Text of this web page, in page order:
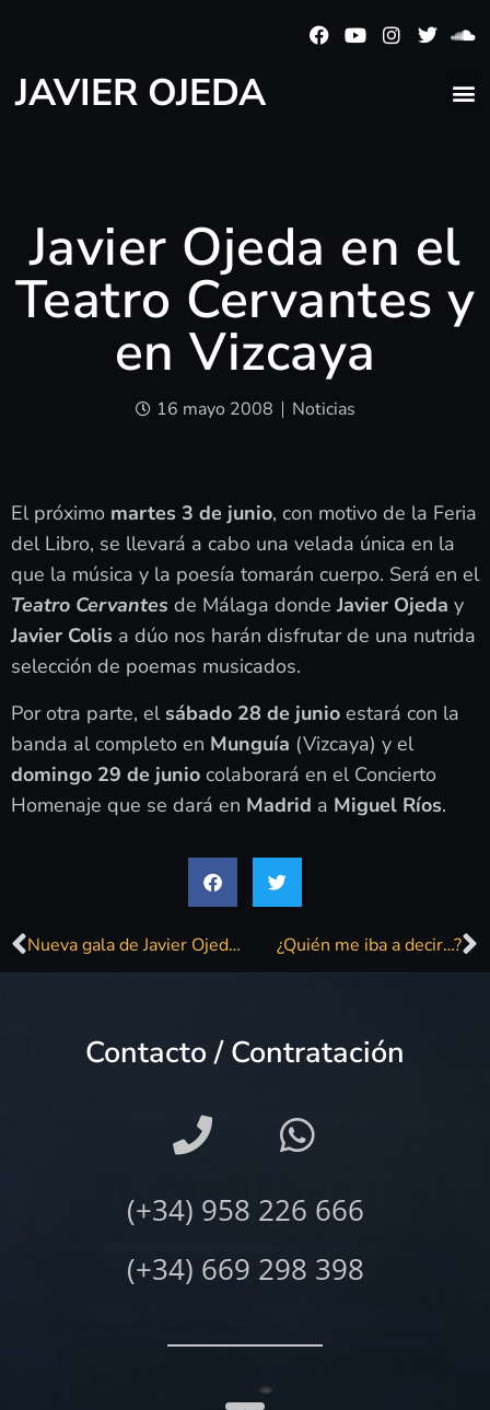
JAVIER OJEDA
Javier Ojeda en el
Teatro Cervantes y
en Vizcaya
16 mayo 2008 Noticias
El próximo martes 3 de junio, con motivo de la Feria
del Libro, se llevará a cabo una velada única en la
que la música y la poesía tomarán cuerpo. Será en el
Teatro Cervantes de Málaga donde Javier Ojeda y
Javier Colis a dúo nos harán disfrutar de una nutrida
selección de poemas musicados.
Por otra parte, el sábado 28 de junio estará con la
banda al completo en Munguía (Vizcaya) y el
domingo 29 de junio colaborará en el Concierto
Homenaje que se dará en Madrid a Miguel Ríos.
Nueva gala de Javier Ojeda en Aranjuez ¿Quién me iba a decir…?
Contacto / Contratación
(+34) 958 226 666
(+34) 669 298 398